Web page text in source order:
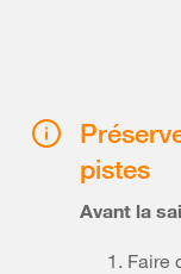
pistes
Avant la
Faire